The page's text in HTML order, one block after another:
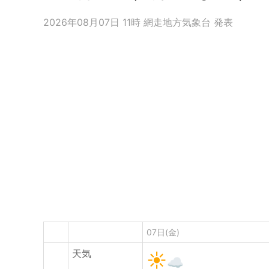
2026年08月07日 11時 網走地方気象台 発表
07日(金)
天気